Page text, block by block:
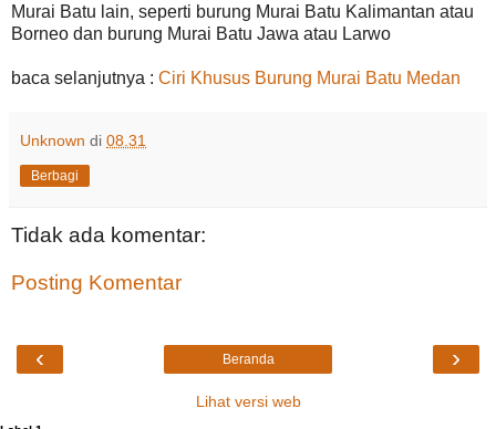
Murai Batu lain, seperti burung Murai Batu Kalimantan atau
Borneo dan burung Murai Batu Jawa atau Larwo
baca selanjutnya : Ciri Khusus Burung Murai Batu Medan
Unknown di 08.31
Berbagi
Tidak ada komentar:
Posting Komentar
‹ ›
Beranda
Lihat versi web